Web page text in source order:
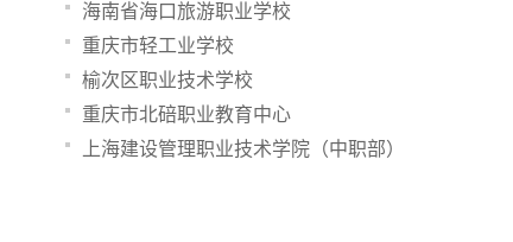
海南省海口旅游职业学校
重庆市轻工业学校
榆次区职业技术学校
重庆市北碚职业教育中心
上海建设管理职业技术学院（中职部）